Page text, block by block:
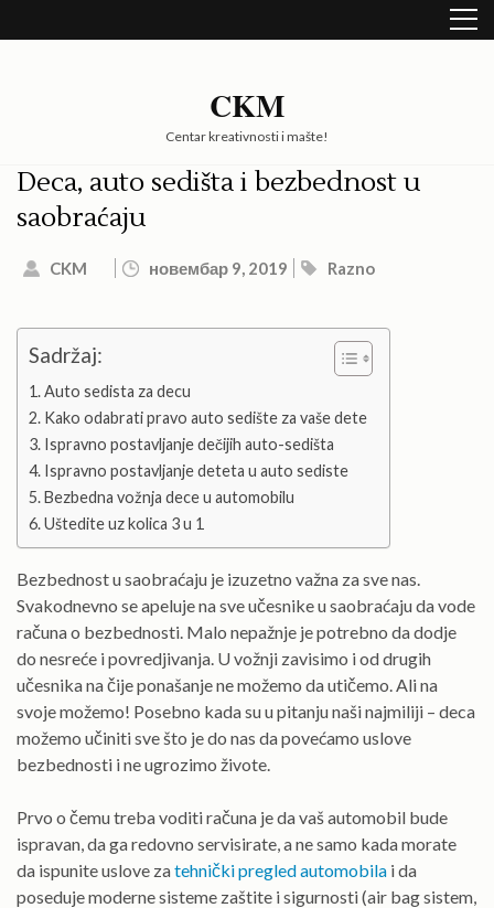
to
CKM
Centar kreativnosti i mašte!
Deca, auto sedišta i bezbednost u
saobraćaju
CKM новембар 9, 2019 Razno
Sadržaj:
Auto sedista za decu
Kako odabrati pravo auto sedište za vaše dete
Ispravno postavljanje dečijih auto-sedišta
Ispravno postavljanje deteta u auto sediste
Bezbedna vožnja dece u automobilu
Uštedite uz kolica 3 u 1
Bezbednost u saobraćaju je izuzetno važna za sve nas.
Svakodnevno se apeluje na sve učesnike u saobraćaju da vode
računa o bezbednosti. Malo nepažnje je potrebno da dodje
do nesreće i povredjivanja. U vožnji zavisimo i od drugih
učesnika na čije ponašanje ne možemo da utičemo. Ali na
svoje možemo! Posebno kada su u pitanju naši najmiliji – deca
možemo učiniti sve što je do nas da povećamo uslove
bezbednosti i ne ugrozimo živote.
Prvo o čemu treba voditi računa je da vaš automobil bude
ispravan, da ga redovno servisirate, a ne samo kada morate
da ispunite uslove zatehnički pregled automobila i da
poseduje moderne sisteme zaštite i sigurnosti (air bag sistem,